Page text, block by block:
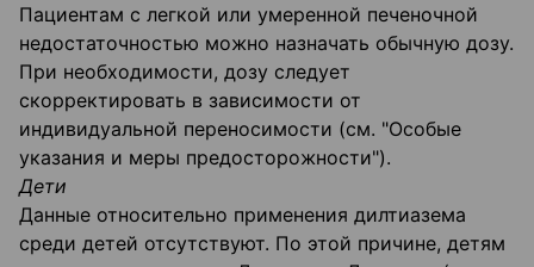
Пациентам с легкой или умеренной печеночной
недостаточностью можно назначать обычную дозу.
При необходимости, дозу следует
скорректировать в зависимости от
индивидуальной переносимости (см. "Особые
указания и меры предосторожности").
Дети
Данные относительно применения дилтиазема
среди детей отсутствуют. По этой причине, детям